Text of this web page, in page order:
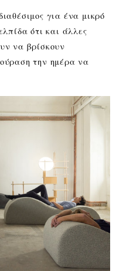
για ένα μικρό
ότι και άλλες
να βρίσκουν
την ημέρα να